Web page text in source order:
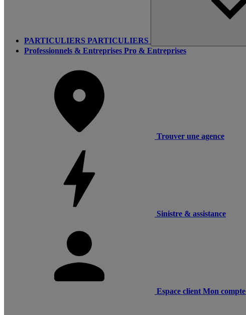
PARTICULIERS PARTICULIERS
Professionnels & Entreprises Pro & Entreprises
Trouver une agence
Sinistre & assistance
Espace client Mon compte